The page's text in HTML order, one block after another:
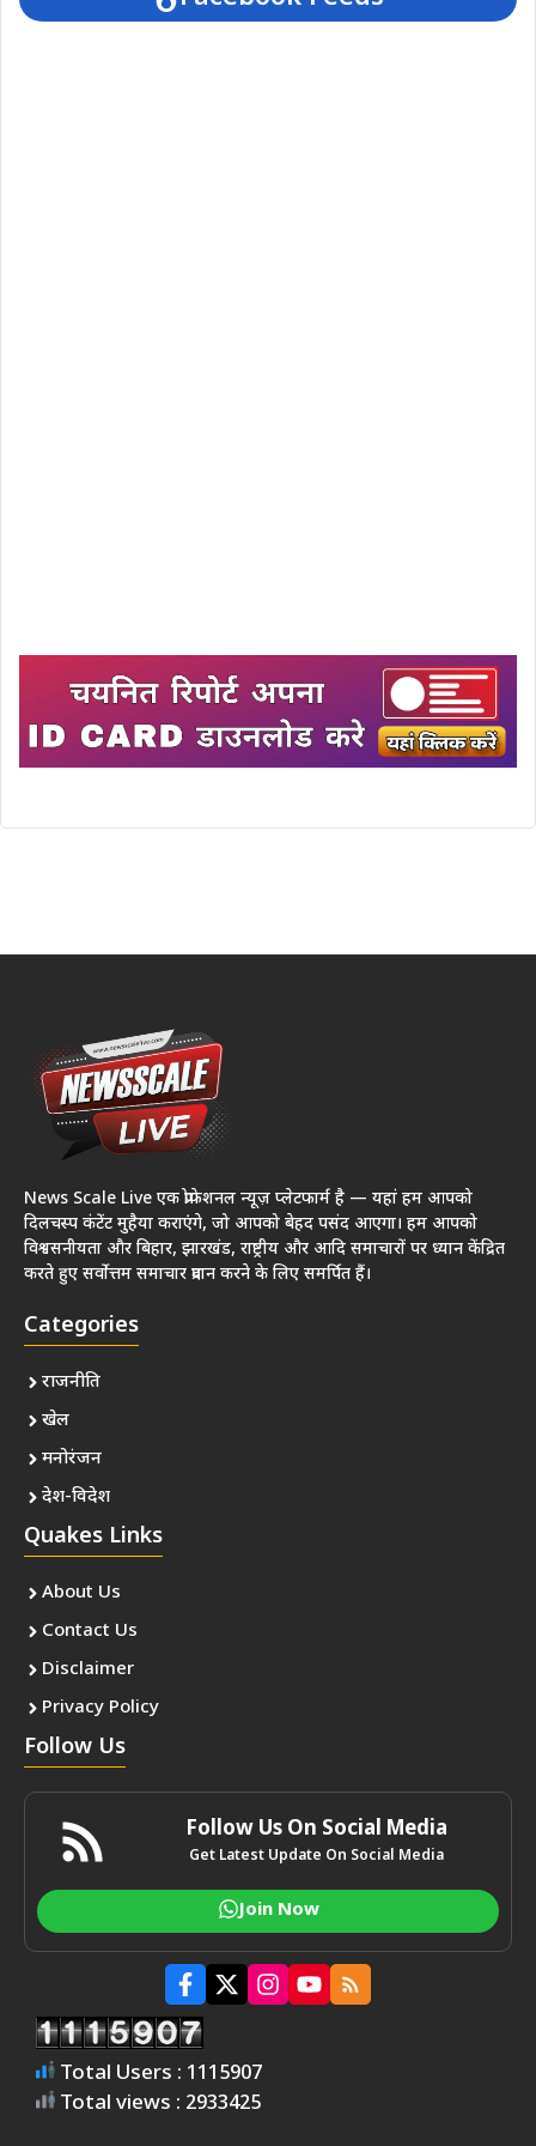
News Scale Live एक प्रोफेशनल न्यूज़ प्लेटफार्म है — यहां हम आपको
दिलचस्प कंटेंट मुहैया कराएंगे, जो आपको बेहद पसंद आएगा। हम आपको
विश्वसनीयता और बिहार, झारखंड, राष्ट्रीय और आदि समाचारों पर ध्यान केंद्रित
करते हुए सर्वोत्तम समाचार प्रदान करने के लिए समर्पित हैं।
Categories
राजनीति
खेल
मनोरंजन
देश-विदेश
Quakes Links
About Us
Contact Us
Disclaimer
Privacy Policy
Follow Us
Follow Us On Social Media
Get Latest Update On Social Media
Join Now
Total Users : 1115907
Total views : 2933425